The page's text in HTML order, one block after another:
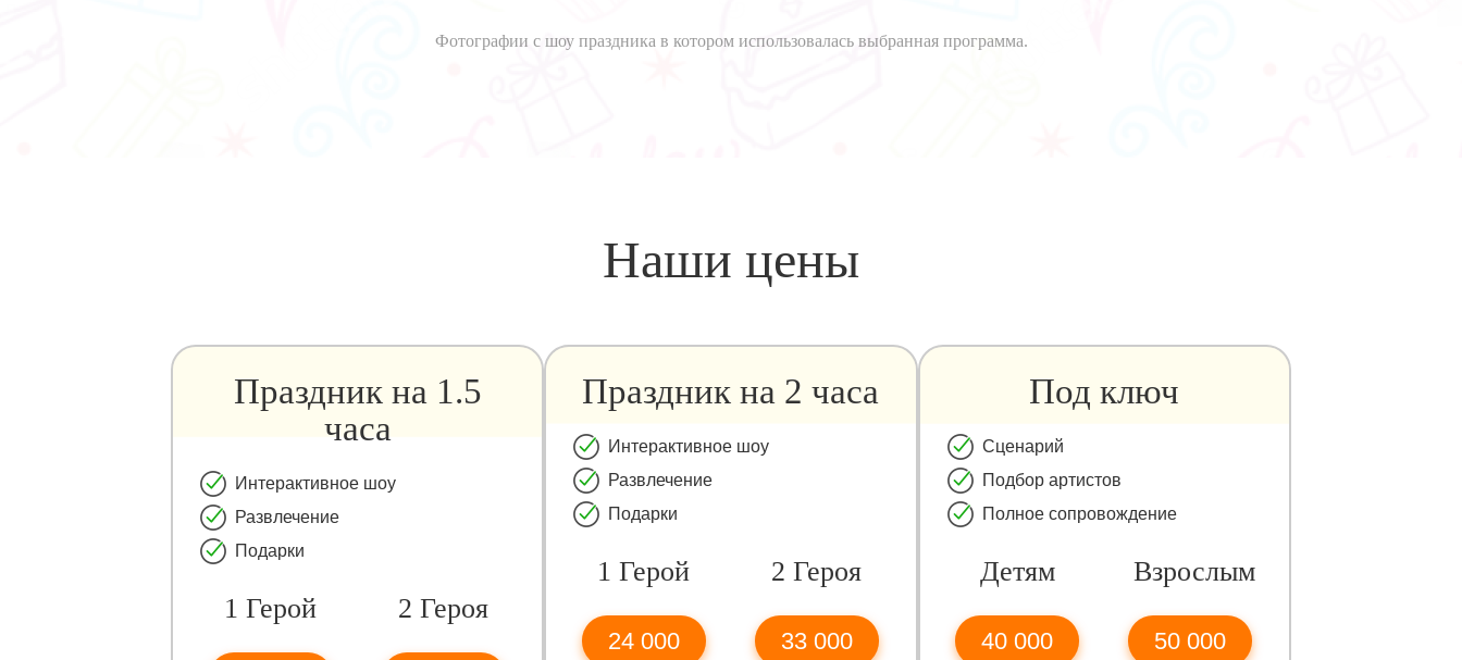
Фотографии с шоу праздника в котором использовалась выбранная программа.
Наши цены
Праздник на 1.5
часа
Интерактивное шоу
Развлечение
Подарки
1 Герой 2 Героя
Праздник на 2 часа
Интерактивное шоу
Развлечение
Подарки
1 Герой
24 000
2 Героя
33 000
Под ключ
Сценарий
Подбор артистов
Полное сопровождение
Детям
40 000
Взрослым
50 000